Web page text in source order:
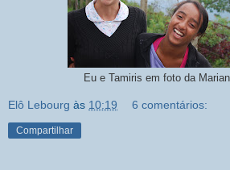
Eu e Tamiris em foto da
Elô Lebourg às 10:19 6 comentários:
Compartilhar